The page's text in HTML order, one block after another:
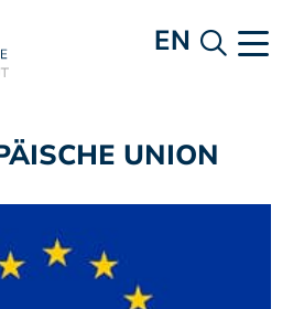
EN
UNION